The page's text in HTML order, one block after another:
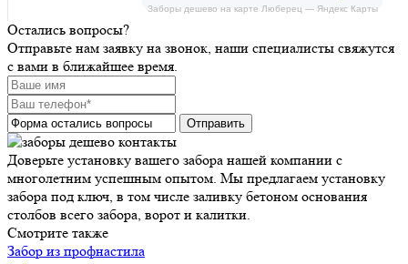
Заборы дешево на карте Люберец — Яндекс Карты
Остались вопросы?
Отправьте нам заявку на звонок, наши специалисты свяжутся
с вами в ближайшее время.
Доверьте установку вашего забора нашей компании с
многолетним успешным опытом. Мы предлагаем установку
забора под ключ, в том числе заливку бетоном основания
столбов всего забора, ворот и калитки.
Смотрите также
Забор из профнастила